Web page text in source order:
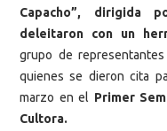
Capacho”, dirigida
deleitaron con un
grupo de
quienes se dieron cita
marzo en el Primer
Cultora.